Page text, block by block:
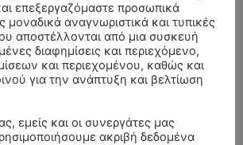
επεξεργαζόμαστε προσωπικά
αναγνωριστικά και τυπικές
αποστέλλονται από μια συσκευή
διαφημίσεις και περιεχόμενο,
και περιεχομένου, καθώς και
για την ανάπτυξη και βελτίωση
εμείς και οι συνεργάτες μας
ακριβή δεδομένα